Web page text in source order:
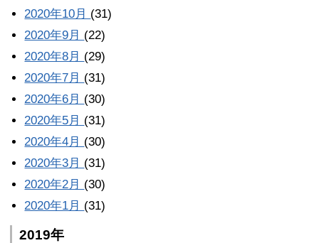
2020年10月 (31)
2020年9月 (22)
2020年8月 (29)
2020年7月 (31)
2020年6月 (30)
2020年5月 (31)
2020年4月 (30)
2020年3月 (31)
2020年2月 (30)
2020年1月 (31)
2019年